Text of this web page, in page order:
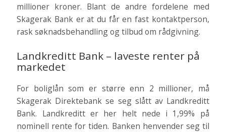
millioner kroner. Blant de andre fordelene med
Skagerak Bank er at du får en fast kontaktperson,
rask søknadsbehandling og tilbud om rådgivning.
Landkreditt Bank – laveste renter på
markedet
For boliglån som er større enn 2 millioner, må
Skagerak Direktebank se seg slått av Landkreditt
Bank. Landkreditt er her helt nede i 1,99% på
nominell rente for tiden. Banken henvender seg til